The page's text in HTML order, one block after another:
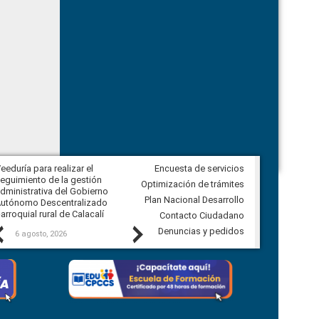
Previous
para realizar el
de la gestión
del Gobierno
Descentralizado
rural de Calacalí
6 agosto, 2026
Veeduría para vigilar los acuerdos,
derivados de la Audiencia Pública
comunidad Urbina, parroquia la
Carolina
5 agosto, 2026
Next
Encuesta de servicios
Optimización de trámites
Plan Nacional Desarrollo
Contacto Ciudadano
Denuncias y pedidos